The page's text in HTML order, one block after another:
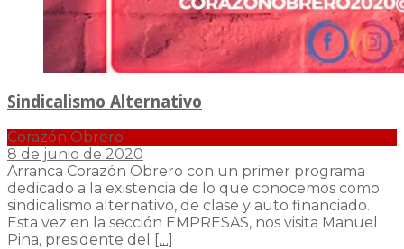
Sindicalismo Alternativo
Corazón Obrero
8 de junio de 2020
Arranca Corazón Obrero con un primer programa
dedicado a la existencia de lo que conocemos como
sindicalismo alternativo, de clase y auto financiado.
Esta vez en la sección EMPRESAS, nos visita Manuel
Pina, presidente del
[…]